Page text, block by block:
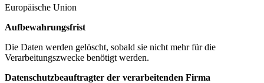
Europäische Union
Aufbewahrungsfrist
Die Daten werden gelöscht, sobald sie nicht mehr für die
Verarbeitungszwecke benötigt werden.
Datenschutzbeauftragter der verarbeitenden Firma